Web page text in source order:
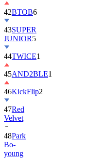
42BTOB6
43SUPER
JUNIOR5
44TWICE1
45AND2BLE1
46KickFlip2
47Red
Velvet
48Park
Bo-
young